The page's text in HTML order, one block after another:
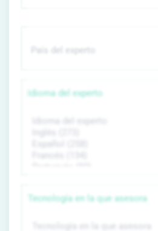
Idioma del experto
Tecnología en la que asesora